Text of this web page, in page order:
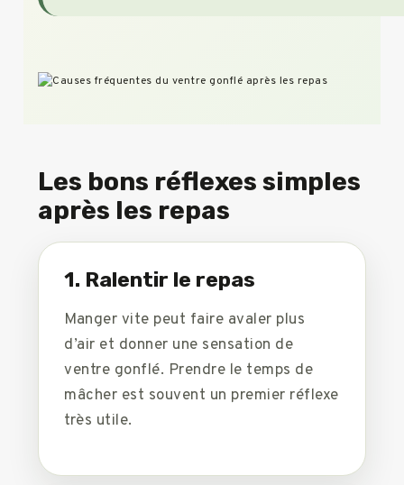
Les bons réflexes simples
après les repas
1. Ralentir le repas
Manger vite peut faire avaler plus
d’air et donner une sensation de
ventre gonflé. Prendre le temps de
mâcher est souvent un premier réflexe
très utile.